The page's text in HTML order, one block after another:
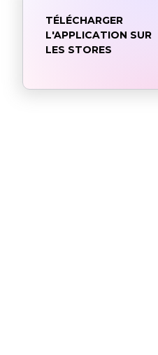
TÉLÉCHARGER
L'APPLICATION SUR
LES STORES